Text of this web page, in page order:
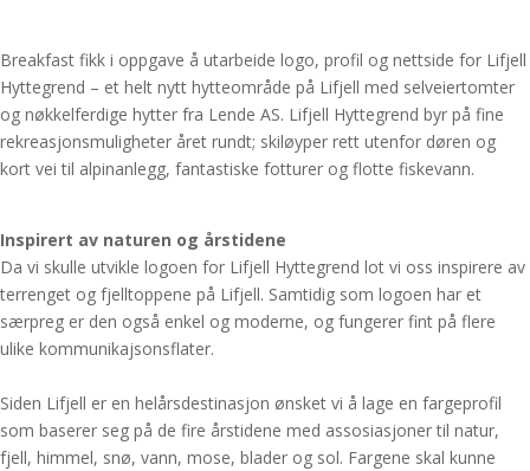
Breakfast fikk i oppgave å utarbeide logo, profil og nettside for Lifjell
Hyttegrend – et helt nytt hytteområde på Lifjell med selveiertomter
og nøkkelferdige hytter fra Lende AS. Lifjell Hyttegrend byr på fine
rekreasjonsmuligheter året rundt; skiløyper rett utenfor døren og
kort vei til alpinanlegg, fantastiske fotturer og flotte fiskevann.
Inspirert av naturen og årstidene
Da vi skulle utvikle logoen for Lifjell Hyttegrend lot vi oss inspirere av
terrenget og fjelltoppene på Lifjell. Samtidig som logoen har et
særpreg er den også enkel og moderne, og fungerer fint på flere
ulike kommunikajsonsflater.
Siden Lifjell er en helårsdestinasjon ønsket vi å lage en fargeprofil
som baserer seg på de fire årstidene med assosiasjoner til natur,
fjell, himmel, snø, vann, mose, blader og sol. Fargene skal kunne